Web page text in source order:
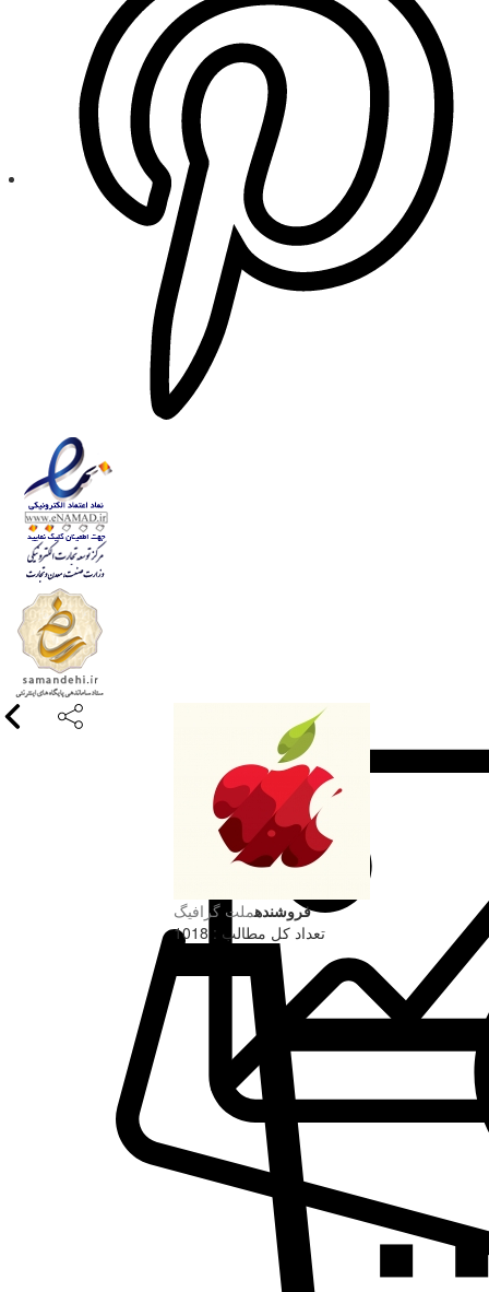
فروشندهملت گرافیگ
تعداد کل مطالب : 1018